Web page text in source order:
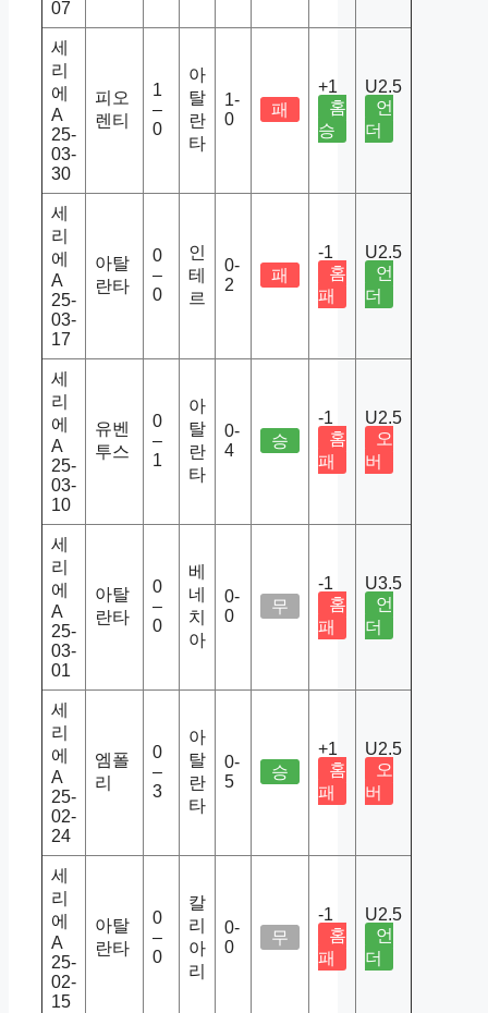
07
세
리
에
A
25-
03-
30
피오
렌티
1
–
0
아
탈
란
타
1-
0
패
+1
홈
승
U2.5
언
더
세
리
에
A
25-
03-
17
아탈
란타
0
–
0
인
테
르
0-
2
패
-1
홈
패
U2.5
언
더
세
리
에
A
25-
03-
10
유벤
투스
0
–
1
아
탈
란
타
0-
4
승
-1
홈
패
U2.5
오
버
세
리
에
A
25-
03-
01
아탈
란타
0
–
0
베
네
치
아
0-
0
무
-1
홈
패
U3.5
언
더
세
리
에
A
25-
02-
24
엠폴
리
0
–
3
아
탈
란
타
0-
5
승
+1
홈
패
U2.5
오
버
세
리
에
A
25-
02-
15
아탈
란타
0
–
0
칼
리
아
리
0-
0
무
-1
홈
패
U2.5
언
더